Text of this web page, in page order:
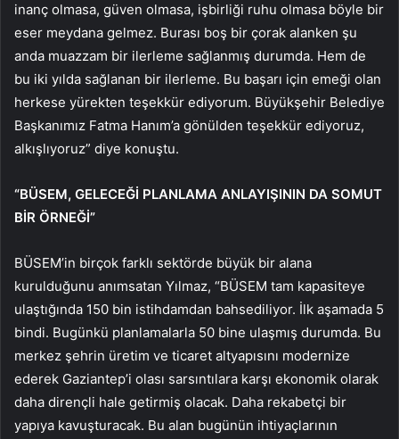
inanç olmasa, güven olmasa, işbirliği ruhu olmasa böyle bir
eser meydana gelmez. Burası boş bir çorak alanken şu
anda muazzam bir ilerleme sağlanmış durumda. Hem de
bu iki yılda sağlanan bir ilerleme. Bu başarı için emeği olan
herkese yürekten teşekkür ediyorum. Büyükşehir Belediye
Başkanımız Fatma Hanım’a gönülden teşekkür ediyoruz,
alkışlıyoruz” diye konuştu.
“BÜSEM, GELECEĞİ PLANLAMA ANLAYIŞININ DA SOMUT
BİR ÖRNEĞİ”
BÜSEM’in birçok farklı sektörde büyük bir alana
kurulduğunu anımsatan Yılmaz, “BÜSEM tam kapasiteye
ulaştığında 150 bin istihdamdan bahsediliyor. İlk aşamada 5
bindi. Bugünkü planlamalarla 50 bine ulaşmış durumda. Bu
merkez şehrin üretim ve ticaret altyapısını modernize
ederek Gaziantep’i olası sarsıntılara karşı ekonomik olarak
daha dirençli hale getirmiş olacak. Daha rekabetçi bir
yapıya kavuşturacak. Bu alan bugünün ihtiyaçlarının